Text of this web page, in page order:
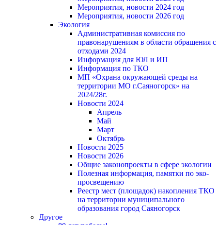
Мероприятия, новости 2024 год
Мероприятия, новости 2026 год
Экология
Административная комиссия по
правонарушениям в области обращения с
отходами 2024
Информация для ЮЛ и ИП
Информация по ТКО
МП «Охрана окружающей среды на
территории МО г.Саяногорск» на
2024/28г.
Новости 2024
Апрель
Май
Март
Октябрь
Новости 2025
Новости 2026
Общие законопроекты в сфере экологии
Полезная информация, памятки по эко-
просвещению
Реестр мест (площадок) накопления ТКО
на территории муниципального
образования город Саяногорск
Другое